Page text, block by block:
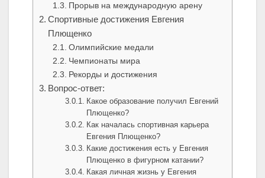
Прорыв на международную арену
Спортивные достижения Евгения
Плющенко
Олимпийские медали
Чемпионаты мира
Рекорды и достижения
Вопрос-ответ:
Какое образование получил Евгений
Плющенко?
Как началась спортивная карьера
Евгения Плющенко?
Какие достижения есть у Евгения
Плющенко в фигурном катании?
Какая личная жизнь у Евгения